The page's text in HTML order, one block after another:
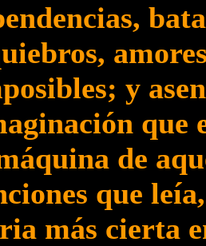
y
que
de
que
más cierta